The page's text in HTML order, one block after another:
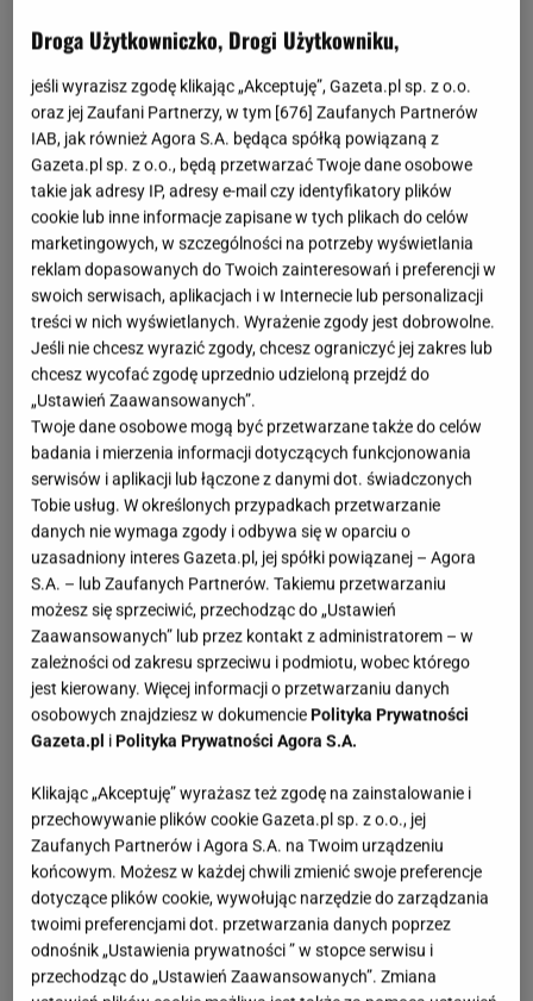
garderobę, ale także dodatki w naszym domu.
Jesienią więcej czasu spędzamy zamknięci w
czterech ścianach, dlatego właśnie warto zadbać o
to, aby panowała tam jak najbardziej przytulna i
magiczna atmosfera. Z nową kolekcją Sinsay jest to
niezwykle proste i przede wszystkim mało
kosztowne -wybrałam kilka dodatków za grosze,
których nie może zabraknąć w twoim domu
jesienią.
Droga Użytkowniczko, Drogi Użytkowniku,
jeśli wyrazisz zgodę klikając „Akceptuję”, Gazeta.pl sp. z o.o.
oraz jej Zaufani Partnerzy, w tym [676] Zaufanych Partnerów
IAB, jak również Agora S.A. będąca spółką powiązaną z
Gazeta.pl sp. z o.o., będą przetwarzać Twoje dane osobowe
takie jak adresy IP, adresy e-mail czy identyfikatory plików
cookie lub inne informacje zapisane w tych plikach do celów
marketingowych, w szczególności na potrzeby wyświetlania
reklam dopasowanych do Twoich zainteresowań i preferencji w
swoich serwisach, aplikacjach i w Internecie lub personalizacji
treści w nich wyświetlanych. Wyrażenie zgody jest dobrowolne.
Jeśli nie chcesz wyrazić zgody, chcesz ograniczyć jej zakres lub
chcesz wycofać zgodę uprzednio udzieloną przejdź do
„Ustawień Zaawansowanych”.
Twoje dane osobowe mogą być przetwarzane także do celów
badania i mierzenia informacji dotyczących funkcjonowania
serwisów i aplikacji lub łączone z danymi dot. świadczonych
Tobie usług. W określonych przypadkach przetwarzanie
danych nie wymaga zgody i odbywa się w oparciu o
uzasadniony interes Gazeta.pl, jej spółki powiązanej – Agora
S.A. – lub Zaufanych Partnerów. Takiemu przetwarzaniu
możesz się sprzeciwić, przechodząc do „Ustawień
Zaawansowanych” lub przez kontakt z administratorem – w
zależności od zakresu sprzeciwu i podmiotu, wobec którego
jest kierowany. Więcej informacji o przetwarzaniu danych
osobowych znajdziesz w dokumencie Polityka Prywatności
Gazeta.pl i Polityka Prywatności Agora S.A.
Klikając „Akceptuję” wyrażasz też zgodę na zainstalowanie i
przechowywanie plików cookie Gazeta.pl sp. z o.o., jej
Zaufanych Partnerów i Agora S.A. na Twoim urządzeniu
końcowym. Możesz w każdej chwili zmienić swoje preferencje
dotyczące plików cookie, wywołując narzędzie do zarządzania
twoimi preferencjami dot. przetwarzania danych poprzez
odnośnik „Ustawienia prywatności ” w stopce serwisu i
przechodząc do „Ustawień Zaawansowanych”. Zmiana